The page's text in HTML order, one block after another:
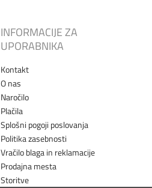
INFORMACIJE ZA
UPORABNIKA
Kontakt
O nas
Naročilo
Plačila
Splošni pogoji poslovanja
Politika zasebnosti
Vračilo blaga in reklamacije
Prodajna mesta
Storitve